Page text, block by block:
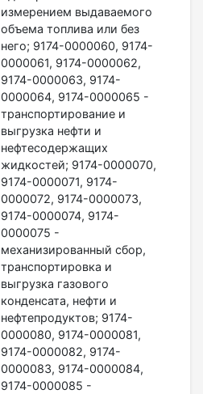
измерением выдаваемого
объема топлива или без
него; 9174-0000060, 9174-
0000061, 9174-0000062,
9174-0000063, 9174-
0000064, 9174-0000065 -
транспортирование и
выгрузка нефти и
нефтесодержащих
жидкостей; 9174-0000070,
9174-0000071, 9174-
0000072, 9174-0000073,
9174-0000074, 9174-
0000075 -
механизированный сбор,
транспортировка и
выгрузка газового
конденсата, нефти и
нефтепродуктов; 9174-
0000080, 9174-0000081,
9174-0000082, 9174-
0000083, 9174-0000084,
9174-0000085 -